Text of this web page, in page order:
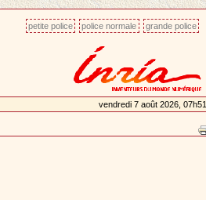
petite police police normale grande police
vendredi 7 août 2026, 07h51